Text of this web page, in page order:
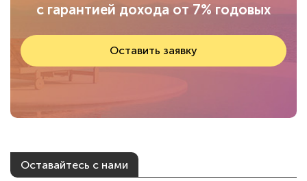
с гарантией дохода от 7% годовых
Оставить заявку
Оставайтесь с нами